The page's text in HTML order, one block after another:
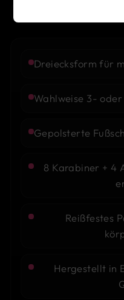
Dreiecksform für
Wahlweise 3-
Gepolsterte
8 Karabiner + 4
Reißfestes
Hergestellt in